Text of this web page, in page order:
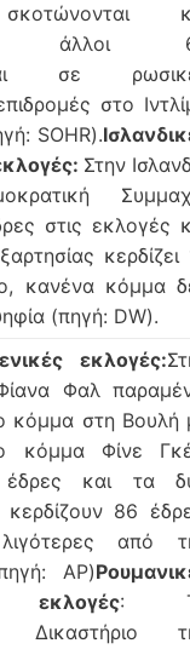
άλλοι
σε
στο
SOHR).
Στην
στις εκλογές
κερδίζει
κανένα κόμμα
(πηγή: DW).
εκλογές:
Φαλ
κόμμα στη Βουλή
κόμμα Φίνε
έδρες και τα
86
από
AP)
εκλογές:
Δικαστήριο